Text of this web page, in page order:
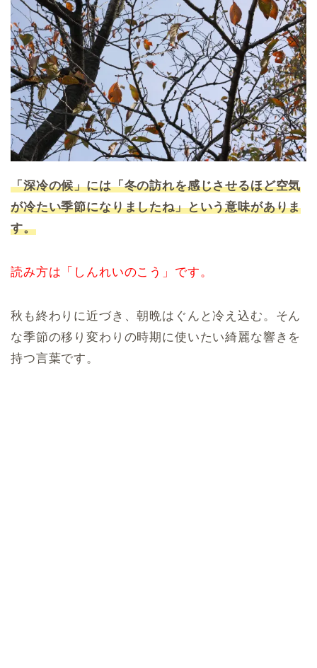
「深冷の候」には「冬の訪れを感じさせるほど空気
が冷たい季節になりましたね」という意味がありま
す。
読み方は「しんれいのこう」です。
秋も終わりに近づき、朝晩はぐんと冷え込む。そん
な季節の移り変わりの時期に使いたい綺麗な響きを
持つ言葉です。